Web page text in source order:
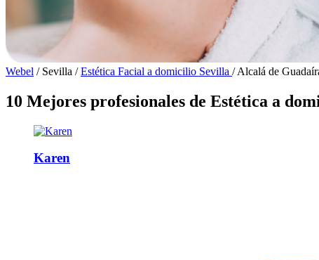
Webel / Sevilla / Estética Facial a domicilio Sevilla / Alcalá de
10 Mejores profesionales de Estética a
Karen